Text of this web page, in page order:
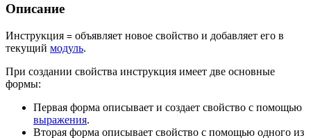
Описание
Инструкция = объявляет новое свойство и добавляет его в
текущий модуль.
При создании свойства инструкция имеет две основные
формы:
Первая форма описывает и создает свойство с помощью
выражения.
Вторая форма описывает свойство с помощью одного из